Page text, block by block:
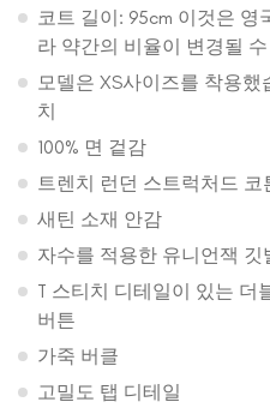
코트 길이: 95cm 이것은
라 약간의 비율이 변경될
모델은 XS사이즈를 착용했
치
100% 면 겉감
트렌치 런던 스트럭처드 코
새틴 소재 안감
자수를 적용한 유니언잭 깃
T 스티치 디테일이 있는 더
버튼
가죽 버클
고밀도 탭 디테일